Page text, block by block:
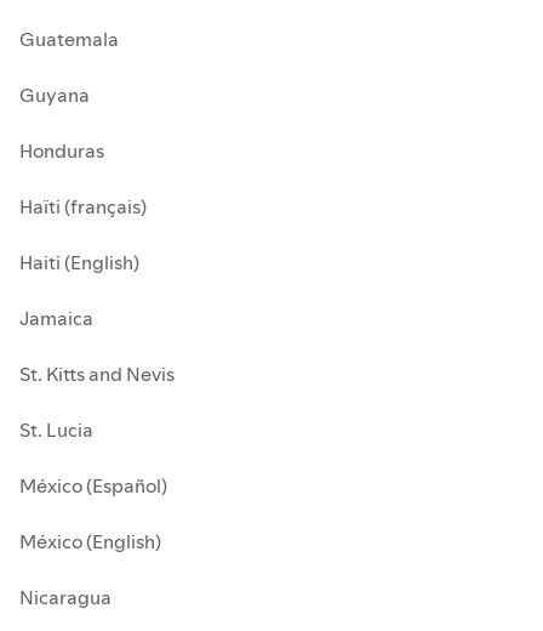
Guatemala
Guyana
Honduras
Haïti (français)
Haiti (English)
Jamaica
St. Kitts and Nevis
St. Lucia
México (Español)
México (English)
Nicaragua